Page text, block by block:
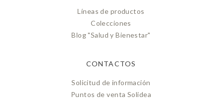
Líneas de productos
Colecciones
Blog "Salud y Bienestar"
CONTACTOS
Solicitud de información
Puntos de venta Solidea